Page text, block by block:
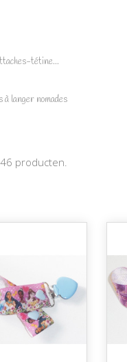
tétine...
à langer nomades
producten.